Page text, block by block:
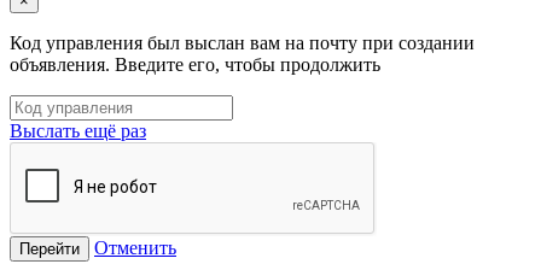
Код управления был выслан вам на почту при создании
объявления. Введите его, чтобы продолжить
Выслать ещё раз
Перейти Отменить